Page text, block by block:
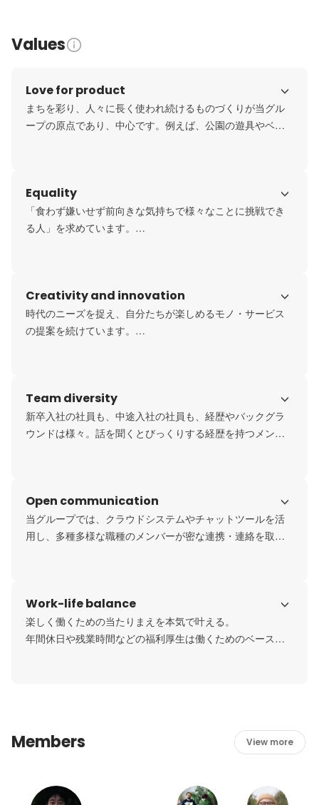
Values
Love for product
まちを彩り、人々に長く使われ続けるものづくりが当グル
ープの原点であり、中心です。例えば、公園の遊具やベン
が協力し、常に「次のあたりまえ」を描き、挑戦を続けて
います。
Equality
「食わず嫌いせず前向きな気持ちで様々なことに挑戦でき
る人」を求めています。
るため、新たな領域へ挑戦できる場があります。手を上げ
れば年齢関係なく誰でも挑戦できる環境において、一歩踏
み出して仕事を楽しみ、成長していける方と一緒に働きた
Creativity and innovation
時代のニーズを捉え、自分たちが楽しめるモノ・サービス
の提案を続けています。
再生木材 k:skin」
・日本全国の公園の魅力を発信する公園情報WEBメディア
「PARKFUL」
Team diversity
新卒入社の社員も、中途入社の社員も、経歴やバックグラ
ウンドは様々。話を聞くとびっくりする経歴を持つメンバ
まちの至るところに自社製品があり、そんなオープンスペ
ースが大好きな人が集まるのも特徴です。
Open communication
当グループでは、クラウドシステムやチャットツールを活
用し、多種多様な職種のメンバーが密な連携・連絡を取り
Work-life balance
楽しく働くための当たりまえを本気で叶える。
年間休日や残業時間などの福利厚生は働くためのベースで
Members View more